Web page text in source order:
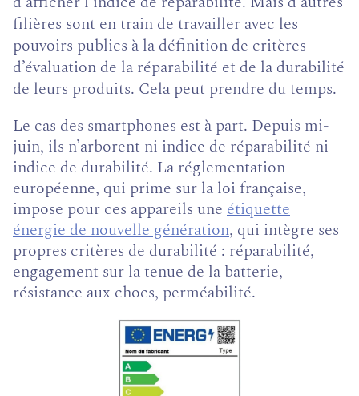
filières sont en train de travailler avec les
pouvoirs publics à la définition de critères
d’évaluation de la réparabilité et de la durabilité
de leurs produits. Cela peut prendre du temps.
Le cas des smartphones est à part. Depuis mi-
juin, ils n’arborent ni indice de réparabilité ni
indice de durabilité. La réglementation
européenne, qui prime sur la loi française,
impose pour ces appareils une étiquette
énergie de nouvelle génération, qui intègre ses
propres critères de durabilité : réparabilité,
engagement sur la tenue de la batterie,
résistance aux chocs, perméabilité.